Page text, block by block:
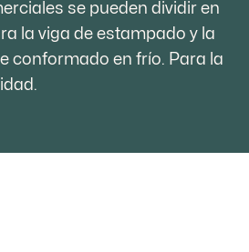
se pueden dividir en
la viga de estampado y la
conformado en frío. Para la